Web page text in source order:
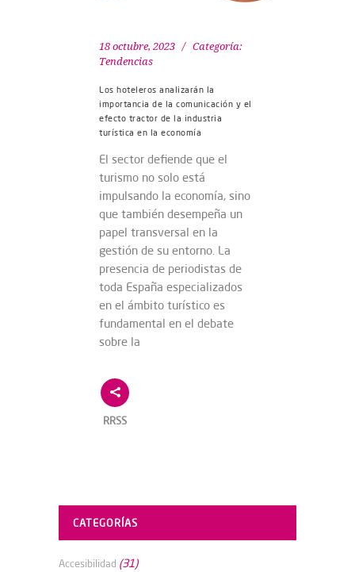
18 octubre, 2023
Categoría:
Tendencias
Los hoteleros analizarán la
importancia de la comunicación y el
efecto tractor de la industria
turística en la economía
El sector defiende que el
turismo no solo está
impulsando la economía, sino
que también desempeña un
papel transversal en la
gestión de su entorno. La
presencia de periodistas de
toda España especializados
en el ámbito turístico es
fundamental en el debate
sobre la
RRSS
CATEGORÍAS
Accesibilidad (31)